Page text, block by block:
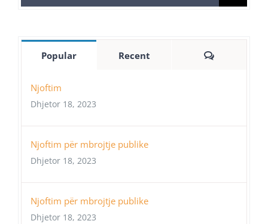
for:
Popular Recent Comments
Njoftim
Dhjetor 18, 2023
Njoftim për mbrojtje publike
Dhjetor 18, 2023
Njoftim për mbrojtje publike
Dhjetor 18, 2023